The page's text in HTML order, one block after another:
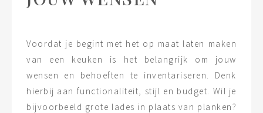
Voordat je begint met het op maat laten maken
van een keuken is het belangrijk om jouw
wensen en behoeften te inventariseren. Denk
hierbij aan functionaliteit, stijl en budget. Wil je
bijvoorbeeld grote lades in plaats van planken?